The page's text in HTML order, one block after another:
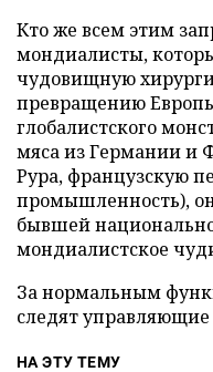
Кто же всем этим
мондиалисты,
чудовищную
превращению
глобалистского
мяса из Германии и
Рура, французскую
промышленность),
бывшей
мондиалистское
За нормальным
следят
НА ЭТУ ТЕМУ